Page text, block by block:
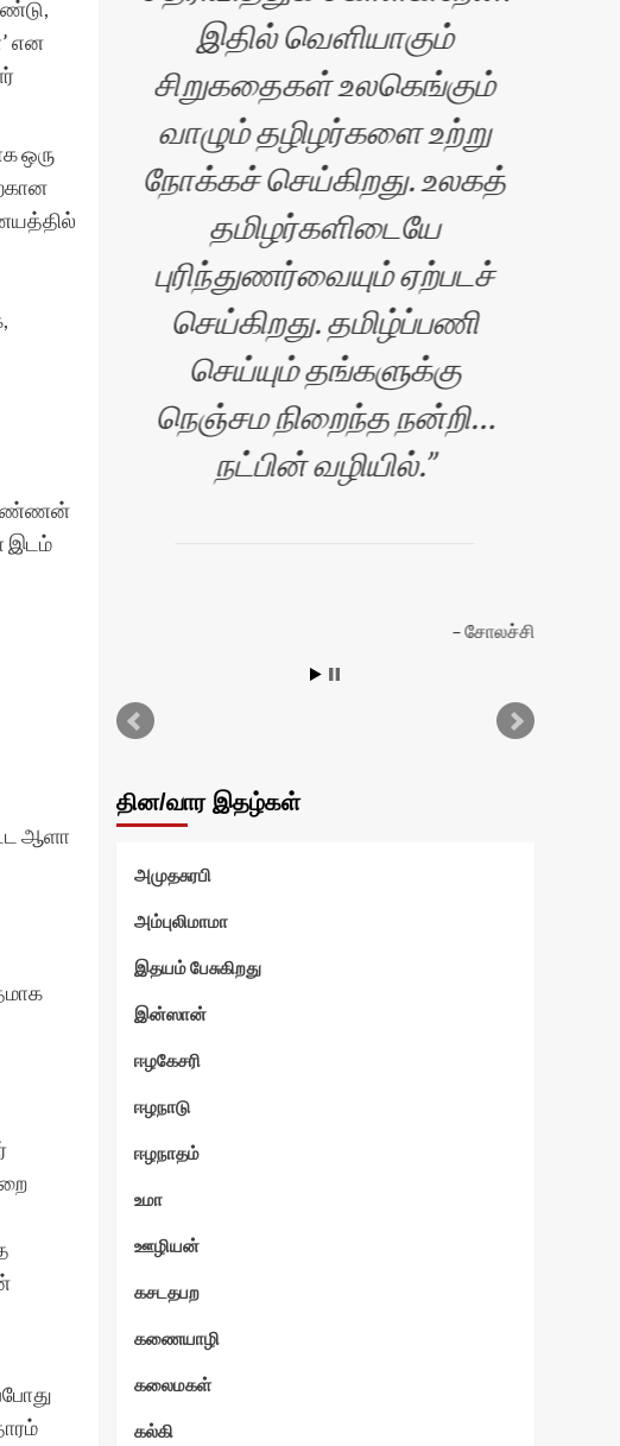
என
ஒரு
அண்ணன்
இடம்
ஆளா
இதில் வெளியாகும்
சிறுகதைகள் உலகெங்கும்
வாழும் தழிழர்களை உற்று
நோக்கச் செய்கிறது. உலகத்
தமிழர்களிடையே
புரிந்துணர்வையும் ஏற்படச்
செய்கிறது. தமிழ்ப்பணி
செய்யும் தங்களுக்கு
நெஞ்சம நிறைந்த நன்றி…
நட்பின் வழியில்.
சோலச்சி
தின/வார இதழ்கள்
அமுதசுரபி
அம்புலிமாமா
இதயம் பேசுகிறது
இன்ஸான்
ஈழகேசரி
ஈழநாடு
ஈழநாதம்
உமா
ஊழியன்
கசடதபற
கணையாழி
கலைமகள்
கல்கி